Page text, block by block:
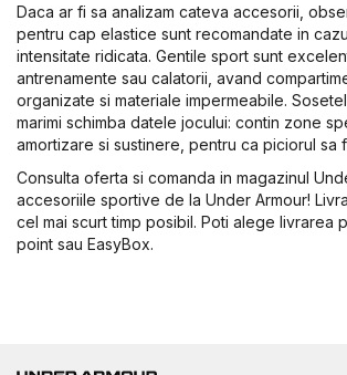
Daca ar fi sa analizam cateva accesorii,
pentru cap elastice sunt recomandate in
intensitate ridicata. Gentile sport sunt
antrenamente sau calatorii, avand
organizate si materiale impermeabile.
marimi schimba datele jocului: contin zone
amortizare si sustinere, pentru ca piciorul sa
Consulta oferta si comanda in magazinul
accesoriile sportive de la Under Armour!
cel mai scurt timp posibil. Poti alege livrarea
point sau EasyBox.